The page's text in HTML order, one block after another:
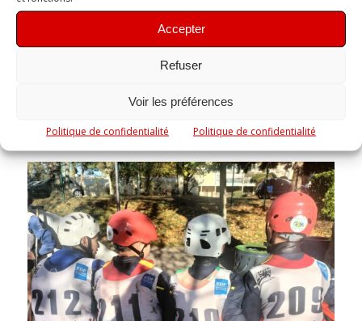
Accepter
Refuser
Voir les préférences
Politique de confidentialité Politique de confidentialité
place,
Simon LEYNAERT 10ème